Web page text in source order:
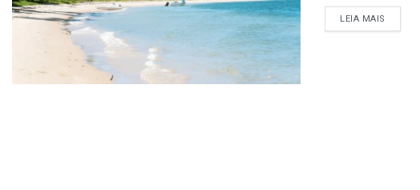
LEIA MAIS